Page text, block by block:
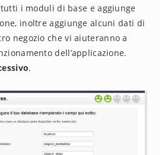
i moduli di base e aggiunge
inoltre aggiunge alcuni dati di
negozio che vi aiuteranno a
dell’applicazione.
.